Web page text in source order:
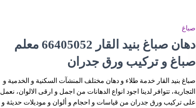
صباغ
دهان صباغ بنيد القار 66405052 معلم
صباغ و تركيب ورق جدران
صباغ بنيد القار خدمة طلاء و دهان مختلف المنشآت السكنية و الخدمية و
التجارية، تتوافر لدينا اجود انواع الدهانات من اجمل و ارقى الالوان، نعمل
على تركيب ورق جدران من قياسات و احجام و ألوان و موديلات حديثة و